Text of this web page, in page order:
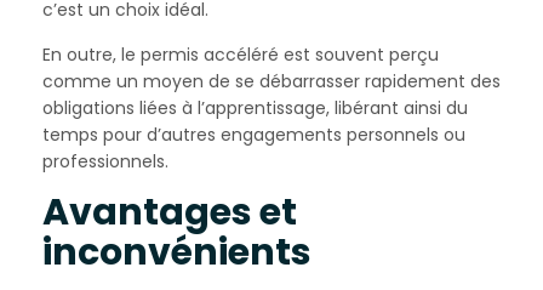
c’est un choix idéal.
En outre, le permis accéléré est souvent perçu
comme un moyen de se débarrasser rapidement des
obligations liées à l’apprentissage, libérant ainsi du
temps pour d’autres engagements personnels ou
professionnels.
Avantages et
inconvénients